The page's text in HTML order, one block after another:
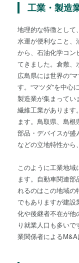
工業・製造
地理的な特徴として
水運が便利なこと、
から、石油化学コン
てきました。倉敷、
広島県には世界の“
す。“マツダ”を中心
製造業が集まってい
繊維工業があります
ます。鳥取県、島
部品・デバイスが盛
などの立地特性から
このように工業地
ます。自動車関連
れるのはこの地域の
でもありますが建設
化や後継者不在が他
り就業人口も多い
業関係者によるM&A